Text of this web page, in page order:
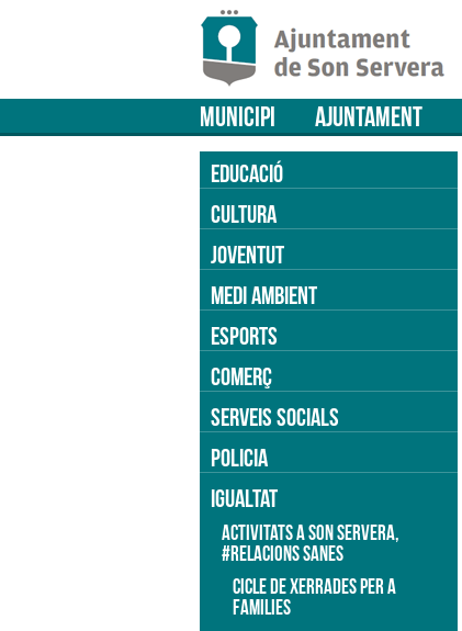
MUNICIPI AJUNTAMENT
EDUCACIÓ
CULTURA
JOVENTUT
MEDI AMBIENT
ESPORTS
COMERÇ
SERVEIS SOCIALS
POLICIA
IGUALTAT
ACTIVITATS A SON SERVERA,
#RELACIONS SANES
CICLE DE XERRADES PER A
FAMILIES